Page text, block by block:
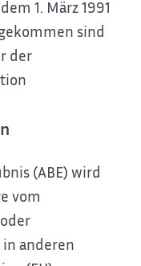
1. März 1991
sind
der
(ABE) wird
vom
anderen